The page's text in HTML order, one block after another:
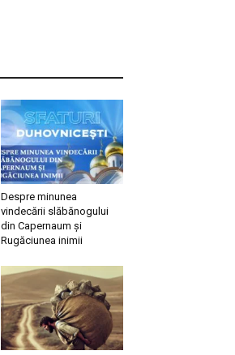
Despre minunea
vindecării slăbănogului
din Capernaum și
Rugăciunea inimii